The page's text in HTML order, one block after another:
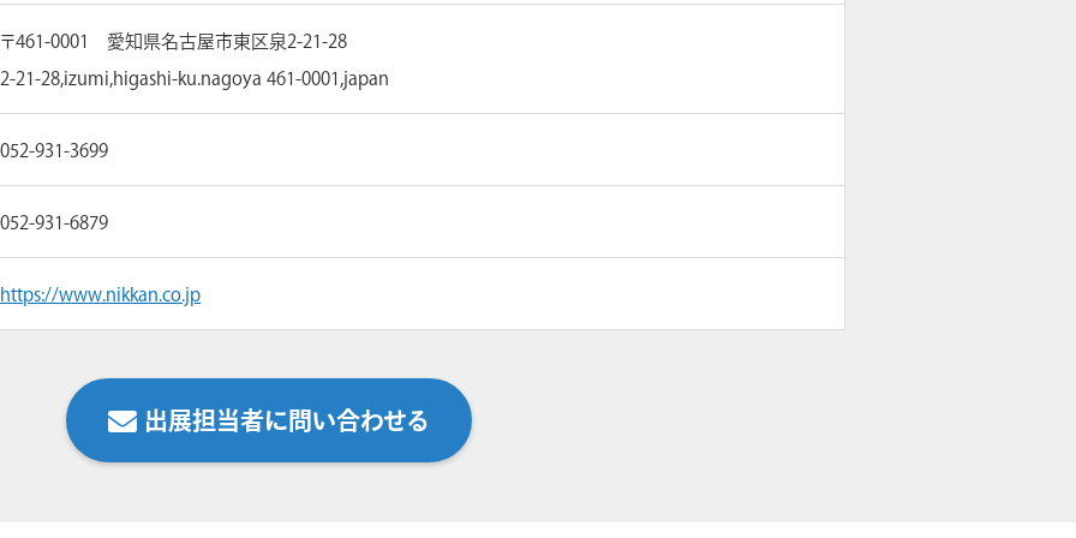
〒461-0001 愛知県名古屋市東区泉2-21-28
2-21-28,izumi,higashi-ku.nagoya 461-0001,japan
052-931-3699
052-931-6879
https://www.nikkan.co.jp
出展担当者に問い合わせる